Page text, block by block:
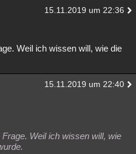
15.11.2019 um 22:36
Weil ich wissen will, wie die
15.11.2019 um 22:40
Weil ich wissen will, wie